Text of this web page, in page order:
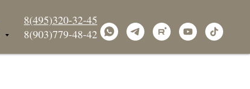
8(495)320-32-45
8(903)779-48-42